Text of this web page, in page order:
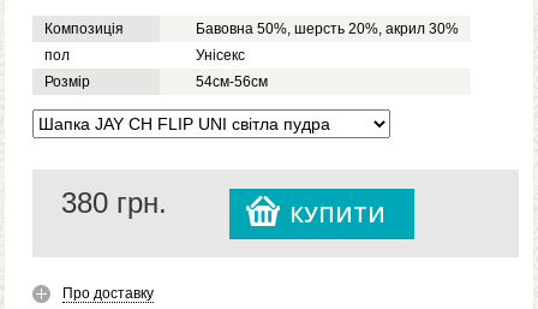
який додатково закриває вушка від вітру, а на ньому –
стильна нашивка.
Вирішивши купити модну дитячу шапку Jay Ch Flip Uni,
ви більше не зіткнетеся з проблемою, що ваша дитина
не хоче одягати головні убори. Цю шапку він
одягатиме із задоволенням, адже вона не лише тепла
та зручна, але ще й круто виглядає.
Композиція
Бавовна 50%, шерсть 20%, акрил 30%
пол
Унісекс
Розмір
54см-56см
380 грн. КУПИТИ
Про доставку